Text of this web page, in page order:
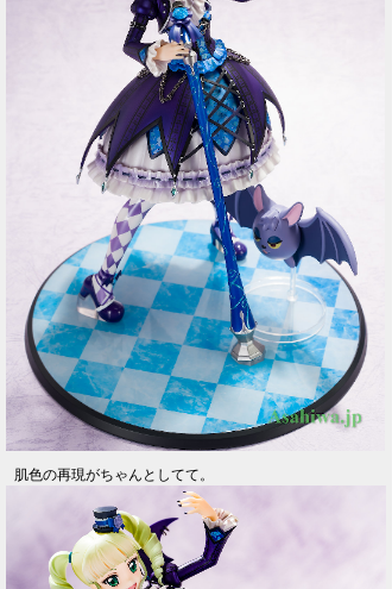
肌色の再現がちゃんとしてて。